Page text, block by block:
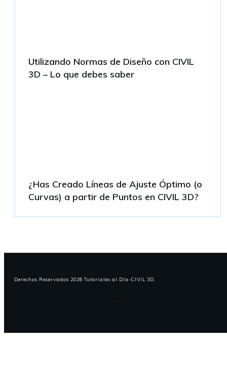
Utilizando Normas de Diseño con CIVIL
3D – Lo que debes saber
¿Has Creado Líneas de Ajuste Óptimo (o
Curvas) a partir de Puntos en CIVIL 3D?
Derechos Reservados 2026 Tutoriales al Día-CIVIL 3D